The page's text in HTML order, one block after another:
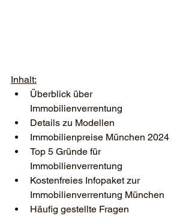
Inhalt:
Überblick über
Immobilienverrentung
Details zu Modellen
Immobilienpreise München 2024
Top 5 Gründe für
Immobilienverrentung
Kostenfreies Infopaket zur
Immobilienverrentung München
Häufig gestellte Fragen